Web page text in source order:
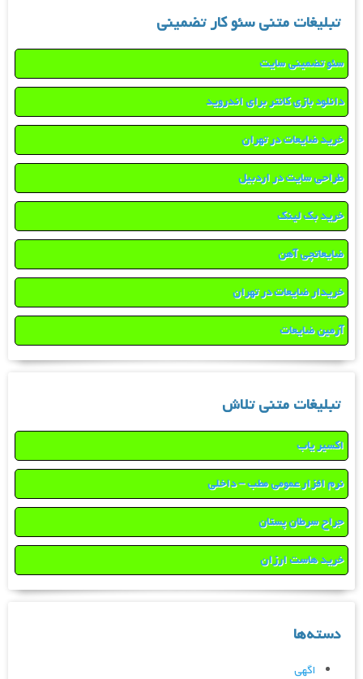
تبلیغات متنی سئو کار تضمینی
سئو تضمینی سایت
دانلود بازی کانتر برای اندروید
خرید ضایعات در تهران
طراحی سایت در اردبیل
خرید بک لینک
ضایعاتچی آهن
خریدار ضایعات در تهران
آرمین ضایعات
تبلیغات متنی تلاش
اکسیر یاب
نرم افزار عمومی مطب – داخلی
جراح سرطان پستان
خرید هاست ارزان
دسته‌ها
اگهی